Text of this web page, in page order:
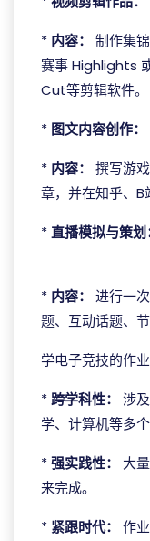
* 内容：
制作集
赛事 Highlights
Cut等剪辑软件。
* 图文内容创作：
* 内容：
撰写游
章，并在知乎、B
*直播模拟与策划
* 内容：
进行一
题、互动话题、
学电子竞技的作
*跨学科性：
涉
学、计算机等多个
*强实践性：
大
来完成。
* 紧跟时代：
作